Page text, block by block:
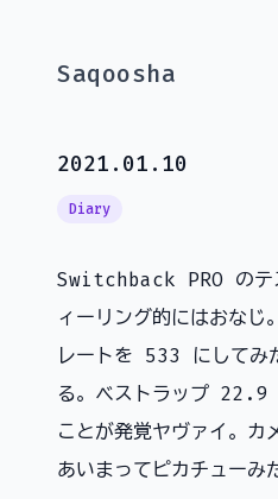
Saqoosha
2021.01.10
Diary
Switchback PRO のテ
ィーリング的にはおな
レートを 533 にしてみ
る。ベストラップ 22.9
ことが発覚ヤヴァイ。カ
あいまってピカチューみ